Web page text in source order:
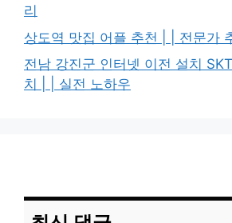
리
상도역 맛집 어플 추천 | | 전문가
전남 강진군 인터넷 이전 설치
치 | | 실전 노하우